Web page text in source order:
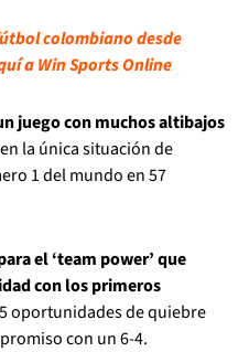
colombiano desde
a Win Sports Online
juego con muchos altibajos
la única situación de
1 del mundo en 57
el ‘team power’ que
con los primeros
oportunidades de quiebre
con un 6-4.